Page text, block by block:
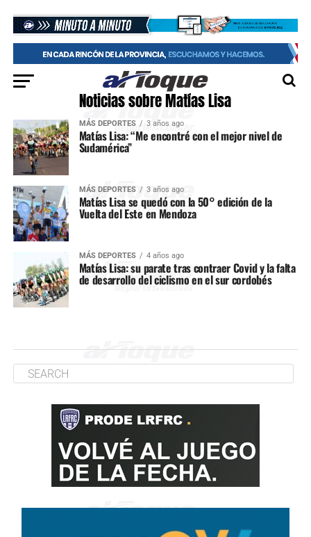
Noticias sobre Matías Lisa
MÁS DEPORTES 3 años ago
Matías Lisa: “Me encontré con el mejor nivel de
Sudamérica”
MÁS DEPORTES 3 años ago
Matías Lisa se quedó con la 50° edición de la
Vuelta del Este en Mendoza
MÁS DEPORTES 4 años ago
Matías Lisa: su parate tras contraer Covid y la falta
de desarrollo del ciclismo en el sur cordobés